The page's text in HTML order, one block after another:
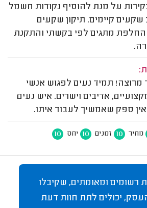
על מנת להוסיף נקודות חשמל
שקעים קיימים. תיקון שקעים
החלפת מתגים לפי בקשתי והתקנת
מרוצה! תמיד נעים לפגוש אנשי
אדיבים וישרים. איש נעים
אין ספק שאמשיך לעבוד איתו.
מחיר 10 זמנים 10 יחס 10
רשומים ומאומתים, שקיבלו
יכולים לתת חוות דעת